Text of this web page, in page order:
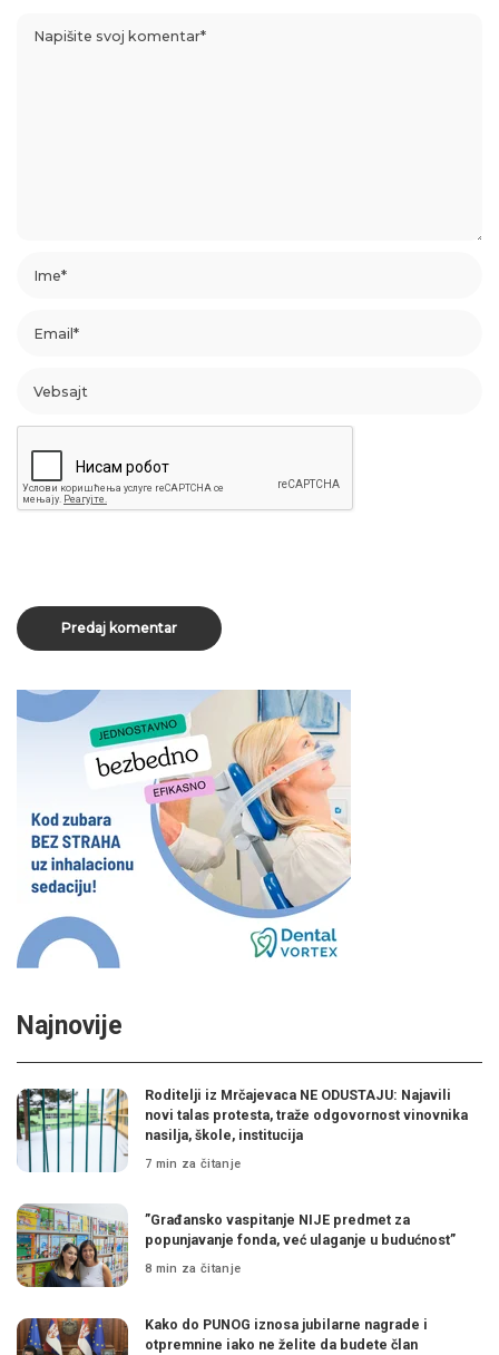
Najnovije
Roditelji iz Mrčajevaca NE ODUSTAJU: Najavili
novi talas protesta, traže odgovornost vinovnika
nasilja, škole, institucija
7 min za čitanje
”Građansko vaspitanje NIJE predmet za
popunjavanje fonda, već ulaganje u budućnost”
8 min za čitanje
Kako do PUNOG iznosa jubilarne nagrade i
otpremnine iako ne želite da budete član